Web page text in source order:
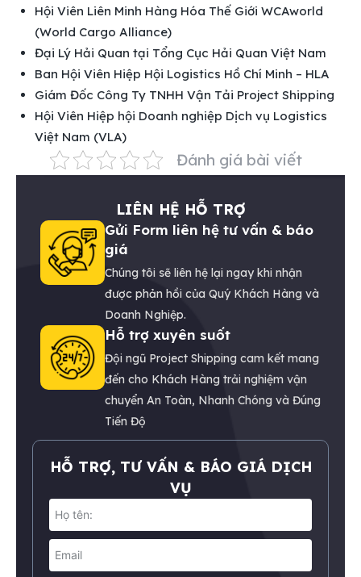
Hội Viên Liên Minh Hàng Hóa Thế Giới WCAworld
(World Cargo Alliance)
Đại Lý Hải Quan tại Tổng Cục Hải Quan Việt Nam
Ban Hội Viên Hiệp Hội Logistics Hồ Chí Minh – HLA
Giám Đốc Công Ty TNHH Vận Tải Project Shipping
Hội Viên Hiệp hội Doanh nghiệp Dịch vụ Logistics
Việt Nam (VLA)
Đánh giá bài viết
LIÊN HỆ HỖ TRỢ
Gửi Form liên hệ tư vấn & báo
giá
Chúng tôi sẽ liên hệ lại ngay khi nhận
được phản hồi của Quý Khách Hàng và
Doanh Nghiệp.
Hỗ trợ xuyên suốt
Đội ngũ Project Shipping cam kết mang
đến cho Khách Hàng trải nghiệm vận
chuyển An Toàn, Nhanh Chóng và Đúng
Tiến Độ
HỖ TRỢ, TƯ VẤN & BÁO GIÁ DỊCH
VỤ